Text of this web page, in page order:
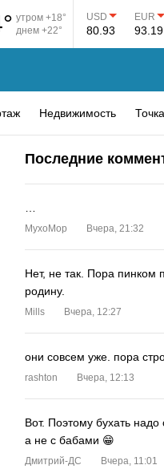
утром +18°
днем +22°
USD
80.93
EUR
93.19
Недвижимость
Последние
MyxoMop Вчера, 21:32
Нет, не так. Пора пинком
родину.
Mills Вчера, 12:27
они совсем уже. пора
rashton Вчера, 12:13
Вот. Поэтому бухать надо
а не с бабами 😁
Дмитрий-ДС Вчера, 11:01